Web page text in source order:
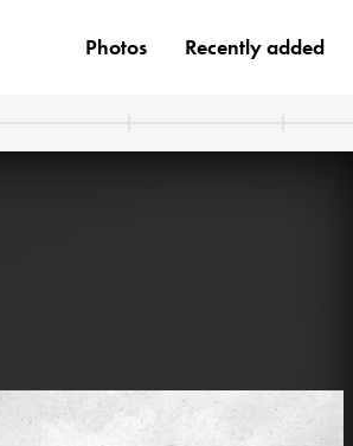
Photos Recently added